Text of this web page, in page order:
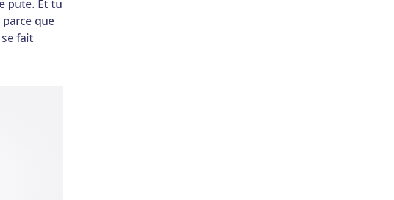
pute. Et tu
que
fait